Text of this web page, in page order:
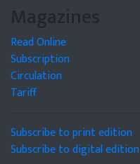
Magazines
Read Online
Subscription
Circulation
Tariff
Subscribe to print edition
Subscribe to digital edition